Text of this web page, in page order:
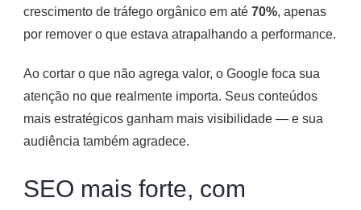
crescimento de tráfego orgânico em até 70%, apenas
por remover o que estava atrapalhando a performance.
Ao cortar o que não agrega valor, o Google foca sua
atenção no que realmente importa. Seus conteúdos
mais estratégicos ganham mais visibilidade — e sua
audiência também agradece.
SEO mais forte, com